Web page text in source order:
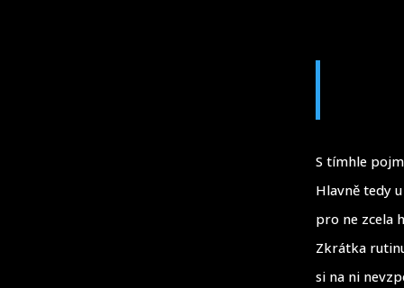
S tímhle
Hlavně tedy
pro ne zcela
Zkrátka
si na ni